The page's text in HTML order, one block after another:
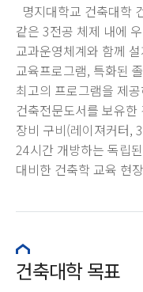
명지대학교 건축대학
같은 3전공 체제 내에
교과운영체계와 함께
교육프로그램, 특화된
최고의 프로그램을 제
건축전문도서를 보유
장비 구비(레이져커터,
24시간 개방하는 독립
대비한 건축학 교육 현
건축대학 목표